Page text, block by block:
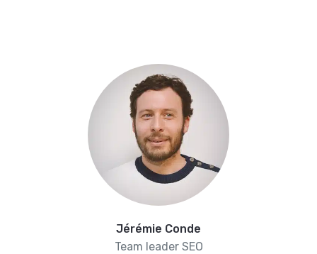
Jérémie Conde
Team leader SEO